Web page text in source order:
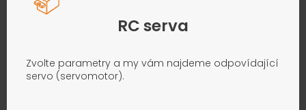
RC serva
Zvolte parametry a my vám najdeme odpovídající
servo (servomotor).